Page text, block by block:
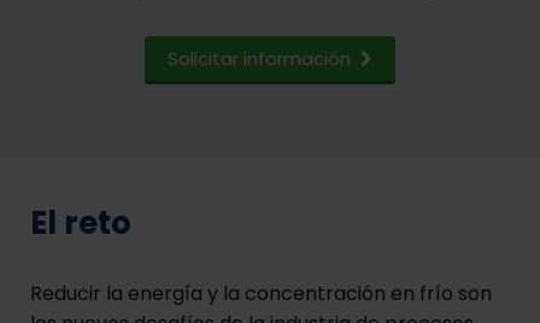
Solicitar información
El reto
Reducir la energía y la concentración en frío son